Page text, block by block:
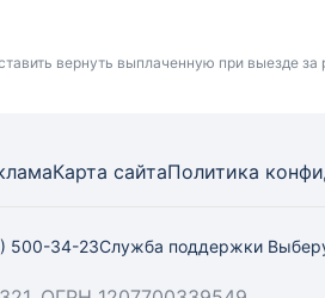
вернуть выплаченную при выезде
Карта сайтаПолитика
500-34-23Служба поддержки